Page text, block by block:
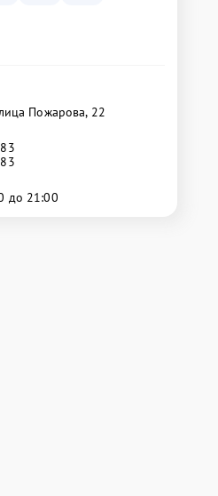
Пожарова, 22
до 21:00